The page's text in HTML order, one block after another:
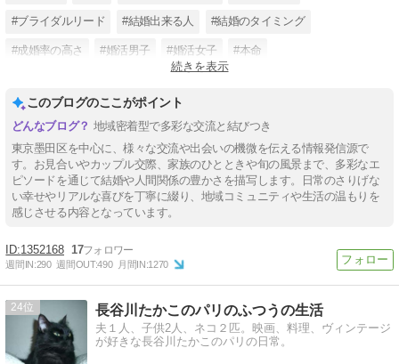
#ブライダルリード #結婚出来る人 #結婚のタイミング
#成婚率の高さ #婚活男子 #婚活女子 #本命
続きを表示
このブログのここがポイント
地域密着型で多彩な交流と結びつき
東京墨田区を中心に、様々な交流や出会いの機微を伝える情報発信源で
す。お見合いやカップル交際、家族のひとときや旬の風景まで、多彩なエ
ピソードを通じて結婚や人間関係の豊かさを描写します。日常のさりげな
い幸せやリアルな喜びを丁寧に綴り、地域コミュニティや生活の温もりを
感じさせる内容となっています。
1352168 17
週間IN:290 週間OUT:490 月間IN:1270
24 長谷川たかこのパリのふつうの生活
夫１人、子供2人、ネコ２匹。映画、料理、ヴィンテージ
が好きな長谷川たかこのパリの日常。